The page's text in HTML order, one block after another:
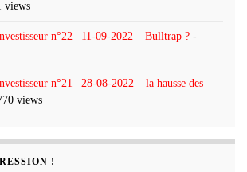
views
n°22 –11-09-2022 – Bulltrap ? -
n°21 –28-08-2022 – la hausse des
views
!